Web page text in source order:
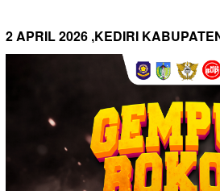
2 APRIL 2026 ,KEDIRI